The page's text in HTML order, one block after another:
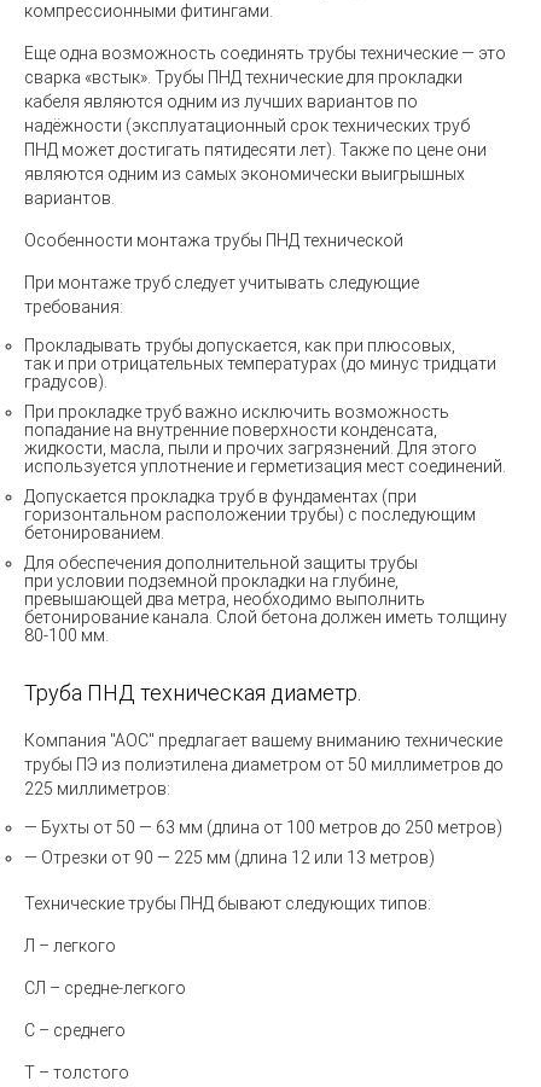
компрессионными фитингами.
Еще одна возможность соединять трубы технические— это
сварка «встык». Трубы ПНД технические для прокладки
кабеля являются одним из лучших вариантов по
надёжности (эксплуатационный сроктехнических труб
ПНД может достигать пятидесяти лет). Также по цене они
являются одним из самых экономически выигрышных
вариантов.
Особенности монтажа трубы ПНД технической
При монтаже труб следует учитывать следующие
требования:
Прокладывать трубы допускается, как при плюсовых,
так и при отрицательных температурах (до минус тридцати
градусов).
При прокладке труб важно исключить возможность
попадание на внутренние поверхности конденсата,
жидкости, масла, пыли и прочих загрязнений. Для этого
используется уплотнение и герметизация мест соединений.
Допускается прокладка труб в фундаментах (при
горизонтальном расположении трубы) с последующим
бетонированием.
Для обеспечения дополнительной защиты трубы
при условии подземной прокладки на глубине,
превышающей два метра, необходимо выполнить
бетонирование канала. Слой бетона должен иметь толщину
80-100 мм.
Труба ПНД техническая диаметр.
Компания "АОС" предлагает вашему вниманию технические
трубы ПЭ из полиэтилена диаметром от 50 миллиметров до
225 миллиметров:
— Бухты от 50 — 63 мм (длина от 100 метров до 250 метров)
— Отрезки от 90 — 225 мм (длина 12 или 13 метров)
Технические трубы ПНД бывают следующих типов:
Л – легкого
СЛ – средне-легкого
С – среднего
Т – толстого